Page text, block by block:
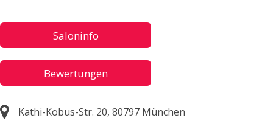
Saloninfo
Bewertungen
Kathi-Kobus-Str. 20, 80797 München